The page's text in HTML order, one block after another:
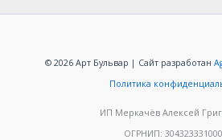
© 2026 Арт Бульвар | Сайт разработан
Политика
ИП Меркачёв Алексей
ОГРНИП: